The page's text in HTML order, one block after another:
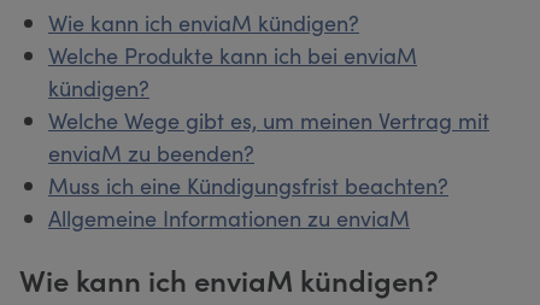
Wie kann ich enviaM kündigen?
Welche Produkte kann ich bei enviaM
kündigen?
Welche Wege gibt es, um meinen Vertrag mit
enviaM zu beenden?
Muss ich eine Kündigungsfrist beachten?
Allgemeine Informationen zu enviaM
Wie kann ich enviaM kündigen?